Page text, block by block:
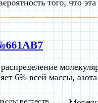
того, что
6% всей массы,